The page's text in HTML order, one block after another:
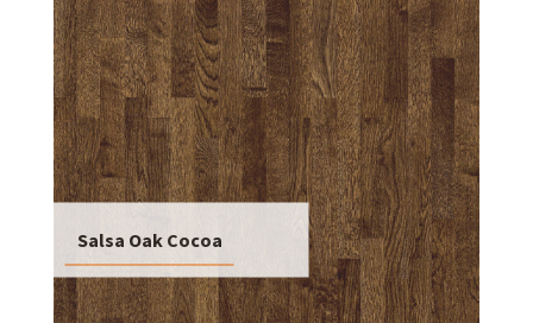
Salsa Oak Cocoa